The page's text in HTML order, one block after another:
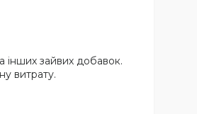
інших зайвих добавок.
витрату.